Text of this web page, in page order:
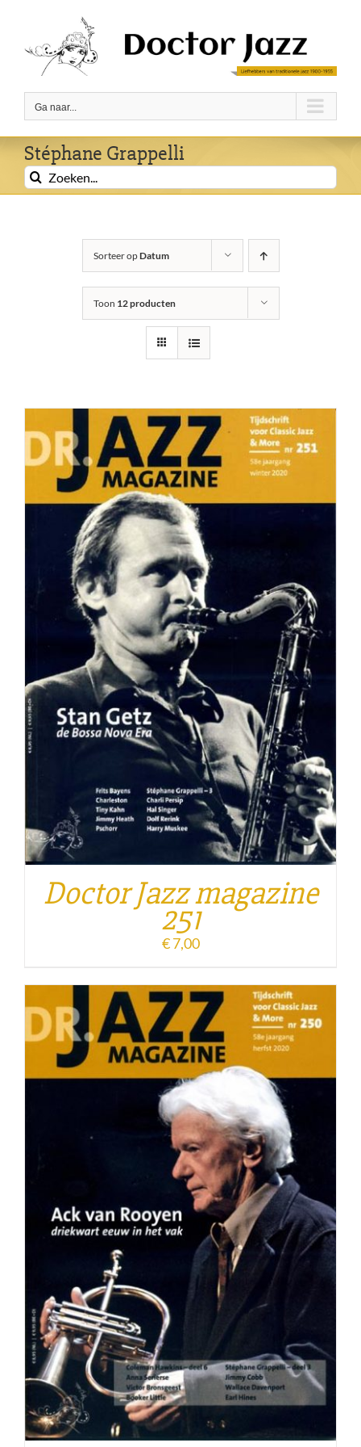
inhoud
Ga naar...
Stéphane Grappelli
Zoeken
naar:
Sorteer opDatum
Toon 12 producten
Doctor Jazz magazine
251
€7,00